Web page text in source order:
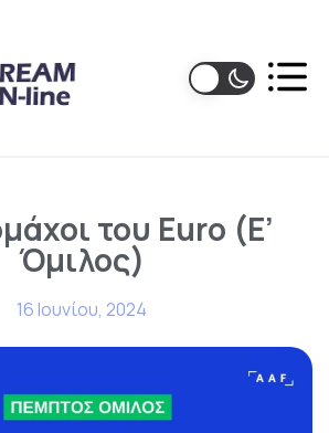
του Euro (Ε’
Όμιλος)
16 Ιουνίου, 2024